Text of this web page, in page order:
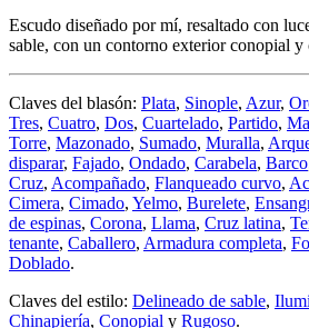
Escudo diseñado por mí, resaltado con
sable, con un contorno exterior conopial y
Claves del blasón: Plata, Sinople, Azur,
Tres, Cuatro, Dos, Cuartelado, Partido,
Torre, Mazonado, Sumado, Muralla,
disparar, Fajado, Ondado, Carabela, Barco
Cruz, Acompañado, Flanqueado curvo,
Cimera, Cimado, Yelmo, Burelete,
de espinas, Corona, Llama, Cruz latina,
tenante, Caballero, Armadura completa,
Doblado.
Claves del estilo: Delineado de sable,
Chinapiería, Conopial y Rugoso.